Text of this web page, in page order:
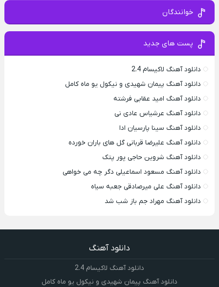
خوانندگان
پست های جدید
دانلود آهنگ لاکیسام 2.4
دانلود آهنگ پیمان شهیدی و نیکول یو ماه کامل
دانلود آهنگ امید عقابی فرشته
دانلود آهنگ عرشیاس عادی نی
دانلود آهنگ سینا پارسیان ادا
دانلود آهنگ علیرضا قربانی گل های باران خورده
دانلود آهنگ شروین حاجی پور پتک
دانلود آهنگ مسعود اسماعیلی دگر چه می خواهی
دانلود آهنگ علی میرصادقی جعبه سیاه
دانلود آهنگ مهراد جم باز شب شد
دانلود آهنگ
دانلود آهنگ لاکیسام 2.4
دانلود آهنگ پیمان شهیدی و نیکول یو ماه کامل